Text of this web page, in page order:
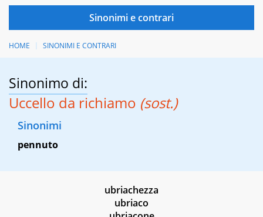
HOME SINONIMI E CONTRARI
Sinonimo di:
Uccello da richiamo (sost.)
Sinonimi
pennuto
ubriachezza
ubriaco